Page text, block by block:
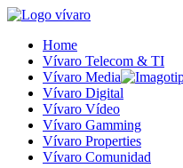
Ir
contenidoHome
Vívaro Telecom & TI
Vívaro Media
Vívaro Digital
Vívaro Vídeo
Vívaro Gamming
Vívaro Properties
Vívaro Comunidad